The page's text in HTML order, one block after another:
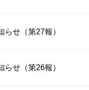
せ（第27報）
せ（第26報）